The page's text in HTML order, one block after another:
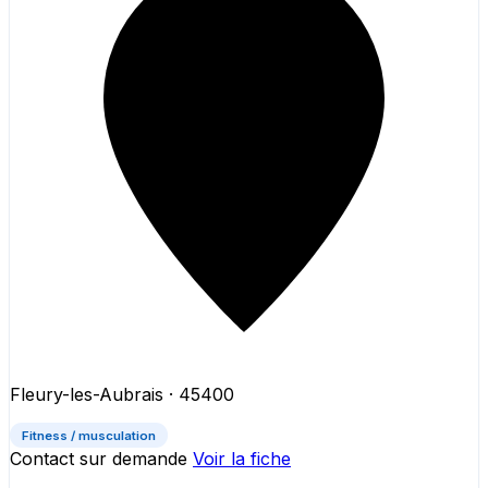
Fleury-les-Aubrais · 45400
Fitness / musculation
Contact sur demande Voir la fiche